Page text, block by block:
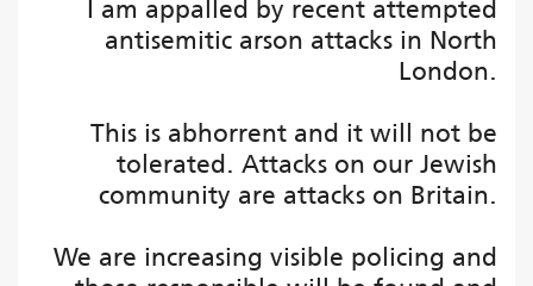
I am appalled by recent attempted
antisemitic arson attacks in North
London.
This is abhorrent and it will not be
tolerated. Attacks on our Jewish
community are attacks on Britain.
We are increasing visible policing and